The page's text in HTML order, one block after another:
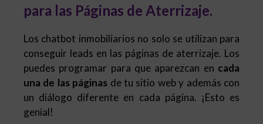
para las Páginas de Aterrizaje.
Los chatbot inmobiliarios no solo se utilizan para
conseguir leads en las páginas de aterrizaje. Los
puedes programar para que aparezcan en cada
una de las páginas de tu sitio web y además con
un diálogo diferente en cada página. ¡Esto es
genial!